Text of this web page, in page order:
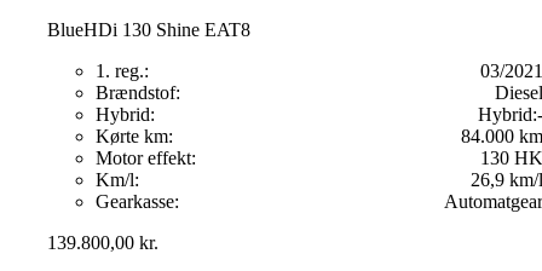
BlueHDi 130 Shine EAT8
1. reg.:
03/2021
Brændstof:
Diesel
Hybrid:
Hybrid:-
Kørte km:
84.000 km
Motor effekt:
130 HK
Km/l:
26,9 km/l
Gearkasse:
Automatgear
139.800,00kr.